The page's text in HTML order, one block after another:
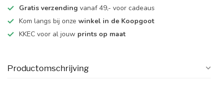
Gratis verzending vanaf 49,- voor cadeaus
Kom langs bij onze winkel in de Koopgoot
KKEC voor al jouw prints op maat
Productomschrijving